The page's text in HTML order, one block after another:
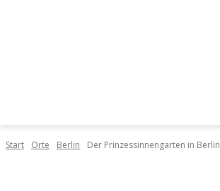
Start Orte Berlin Der Prinzessinnengarten in Berlin